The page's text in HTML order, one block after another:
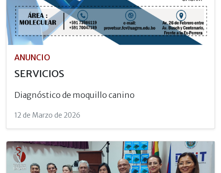
ANUNCIO
SERVICIOS
Diagnóstico de moquillo canino
12 de Marzo de 2026